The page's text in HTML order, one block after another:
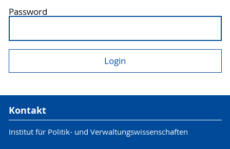
Password
Kontakt
Institut für Politik- und Verwaltungswissenschaften